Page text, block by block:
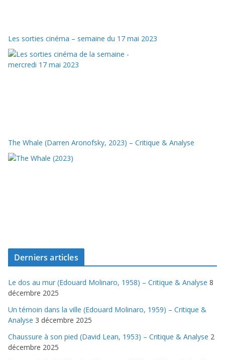
Les sorties cinéma – semaine du 17 mai 2023
The Whale (Darren Aronofsky, 2023) – Critique & Analyse
Derniers articles
Le dos au mur (Edouard Molinaro, 1958) – Critique & Analyse 8
décembre 2025
Un témoin dans la ville (Edouard Molinaro, 1959) – Critique &
Analyse 3 décembre 2025
Chaussure à son pied (David Lean, 1953) – Critique & Analyse 2
décembre 2025